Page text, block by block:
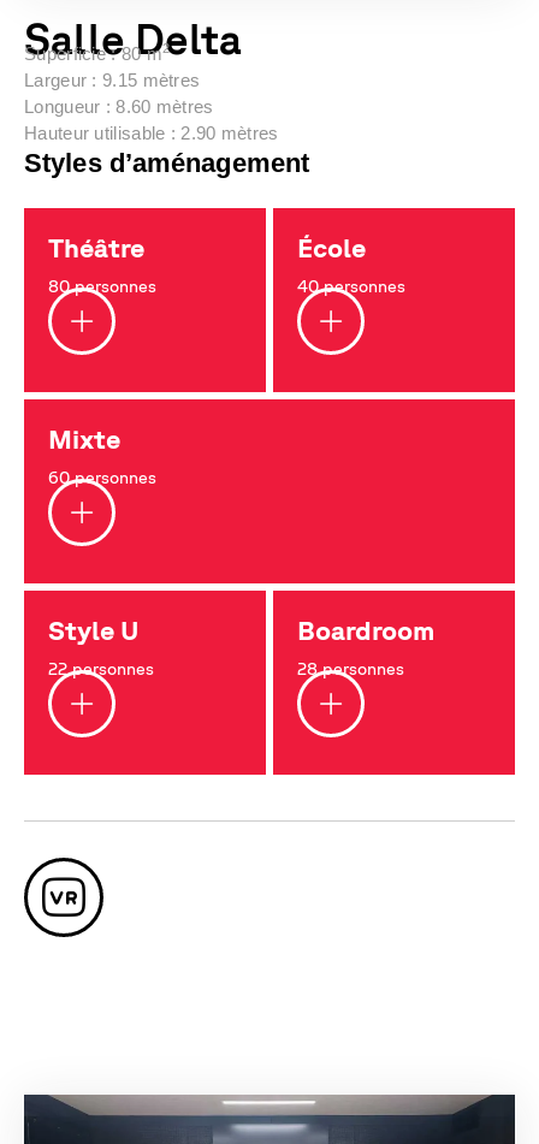
Salle Delta
Superficie : 80 m2
Largeur : 9.15 mètres
Longueur : 8.60 mètres
Hauteur utilisable : 2.90 mètres
Styles d’aménagement
Théâtre
80 personnes
École
40 personnes
Mixte
60 personnes
Style U
22 personnes
Boardroom
28 personnes